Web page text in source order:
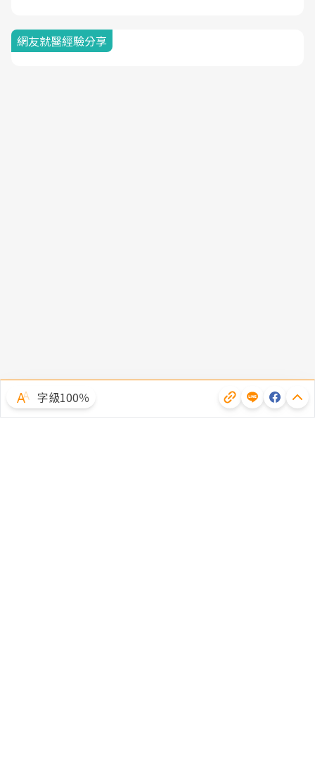
網友就醫經驗分享
字級100％